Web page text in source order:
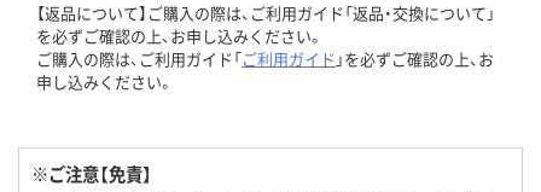
【返品について】ご購入の際は、ご利用ガイド「返品・交換について」
を必ずご確認の上、お申し込みください。
ご購入の際は、ご利用ガイド「ご利用ガイド 」を必ずご確認の上、お
申し込みください。
※ご注意【免責】